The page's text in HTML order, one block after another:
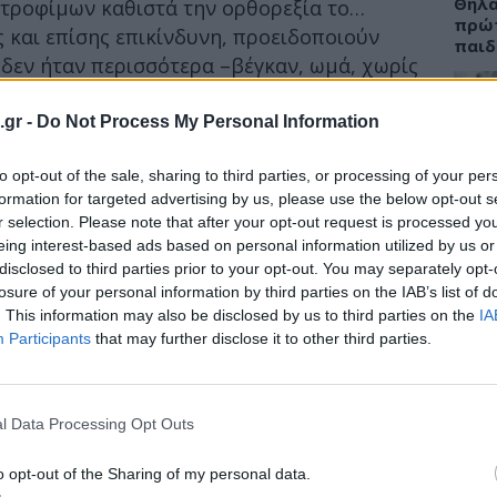
- Do Not Process My Personal Information
opt-out of the sale, sharing to third parties, or processing of your
for targeted advertising by us, please use the below opt-out
selection. Please note that after your opt-out request is processed
interest-based ads based on personal information utilized by us
to third parties prior to your opt-out. You may separately
of your personal information by third parties on the IAB’s list of
This information may also be disclosed by us to third parties on the
Participants that may further disclose it to other third parties.
Data Processing Opt Outs
opt-out of the Sharing of my personal data.
καθιστά την ορθορεξία το…
και επίσης επικίνδυνη, προειδοποιούν
ήταν περισσότερα –βέγκαν, ωμά, χωρίς
η εμμονή για βρώση αποκλειστικά
μόνο την αρχή της ορθορεξίας αλλά
όπως το να αποβεί η ποιότητα εις
σε προβλήματα υγείας.
αυτή μανία με την υγιεινή διατροφή
να εξελιχθεί σε νέο ψυχοδιατροφικό
επισημαίνουν ότι οι κανόνες που θέτουν
απαιτούν την ίδια ενέργεια και χρόνο
άλλες διατροφικές διαταραχές.